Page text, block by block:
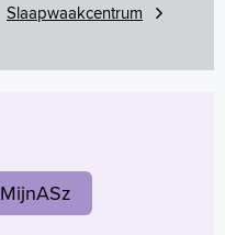
Slaapwaakcentrum
MijnASz